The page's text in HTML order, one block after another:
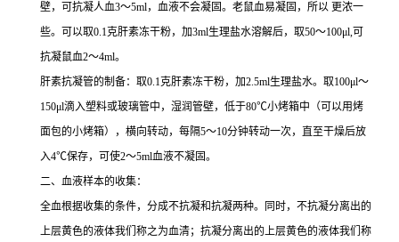
壁，可抗凝人血3～5ml，血液不会凝固。老鼠血易凝固，所以 更浓一
些。可以取0.1克肝素冻干粉，加3ml生理盐水溶解后，取50～100μl,可
抗凝鼠血2～4ml。
肝素抗凝管的制备：取0.1克肝素冻干粉，加2.5ml生理盐水。取100μl～
150μl滴入塑料或玻璃管中，湿润管壁，低于80℃小烤箱中（可以用烤
面包的小烤箱），横向转动，每隔5～10分钟转动一次，直至干燥后放
入4℃保存，可使2～5ml血液不凝固。
二、血液样本的收集：
全血根据收集的条件，分成不抗凝和抗凝两种。同时，不抗凝分离出的
上层黄色的液体我们称之为血清；抗凝分离出的上层黄色的液体我们称